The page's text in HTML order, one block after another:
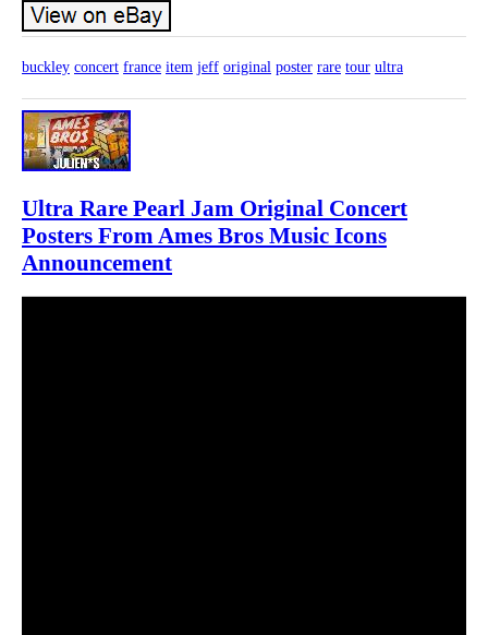
buckley concert france item jeff original poster rare tour ultra
Ultra Rare Pearl Jam Original Concert
Posters From Ames Bros Music Icons
Announcement